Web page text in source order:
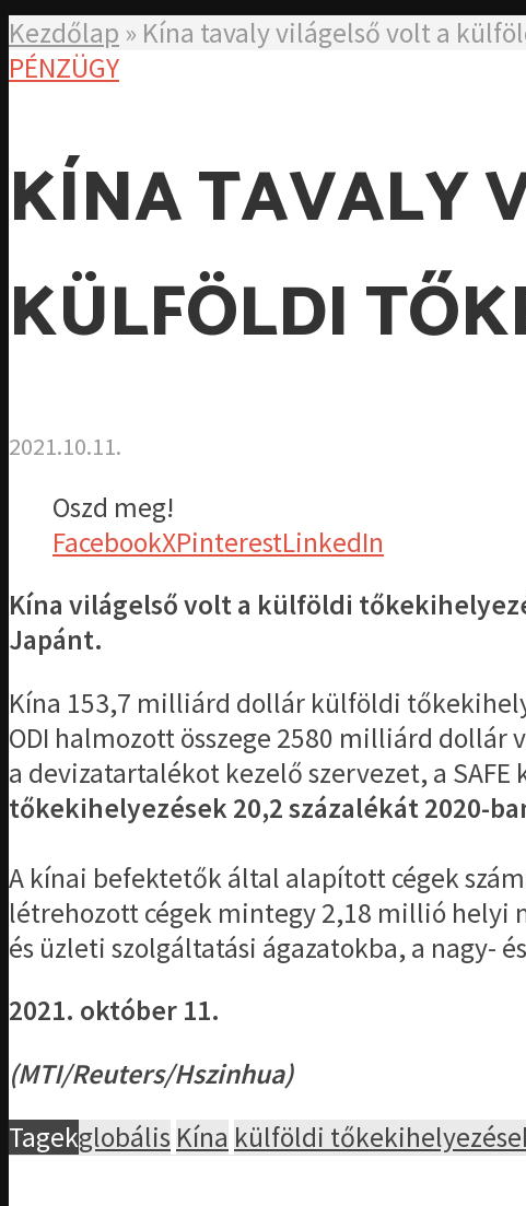
Kezdőlap » Kína tavaly világelső volt a
PÉNZÜGY
KÍNA TAVALY
KÜLFÖLDI
2021.10.11.
Oszd meg!
FacebookXPinterestLinkedIn
Kína világelső volt a külföldi
Japánt.
Kína 153,7 milliárd dollár külföldi
ODI halmozott összege 2580 milliárd
a devizatartalékot kezelő szervezet, a SAFE
tőkekihelyezések 20,2 százalékát 2020-
A kínai befektetők által alapított cégek
létrehozott cégek mintegy 2,18 millió helyi
és üzleti szolgáltatási ágazatokba, a nagy-
2021. október 11.
(MTI/Reuters/Hszinhua)
Tagekglobális Kína külföldi